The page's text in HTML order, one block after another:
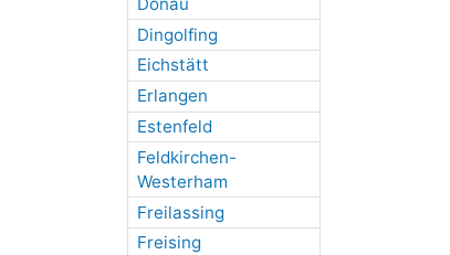
Dingolfing
Eichstätt
Erlangen
Estenfeld
Feldkirchen-
Westerham
Freilassing
Freising